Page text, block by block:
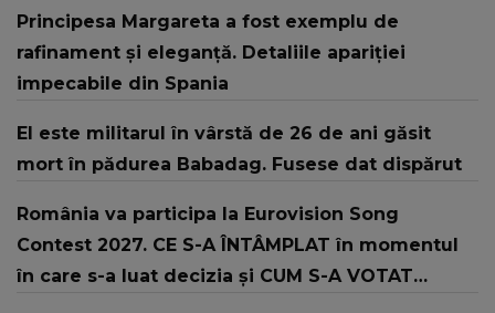
reflectoarelor
Principesa Margareta a fost exemplu de
rafinament și eleganță. Detaliile apariției
impecabile din Spania
El este militarul în vârstă de 26 de ani găsit
mort în pădurea Babadag. Fusese dat dispărut
România va participa la Eurovision Song
Contest 2027. CE S-A ÎNTÂMPLAT în momentul
în care s-a luat decizia și CUM S-A VOTAT